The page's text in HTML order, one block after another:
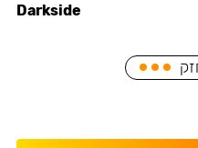
Darkside